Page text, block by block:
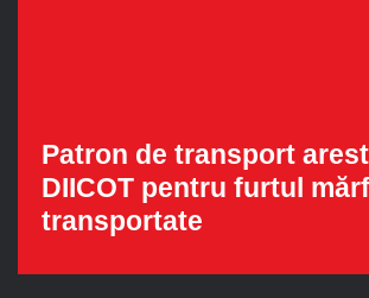
Patron de transport
DIICOT pentru furtul
transportate